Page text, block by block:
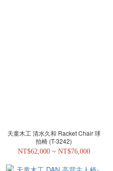
天童木工 清水久和 Racket Chair 球
拍椅 (T-3242)
NT$62,000 ~ NT$76,000